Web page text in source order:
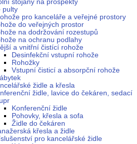
stojany na prospekty
pulty
pro kanceláře a veřejné prostory
do veřejných prostor
na dodržování rozestupů
na ochranu podlahy
a vnitřní čistící rohože
Desinfekční vstupní rohože
Rohožky
Vstupní čisticí a absorpční rohože
židle a křesla
židle, lavice do čekáren, sedací
Konferenční židle
Pohovky, křesla a sofa
Židle do čekáren
křesla a židle
pro kancelářské židle